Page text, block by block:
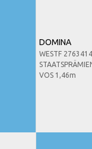
DOMINA
WESTF
VOS 1,46m